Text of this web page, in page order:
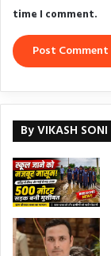
time I comment.
By VIKASH SONI